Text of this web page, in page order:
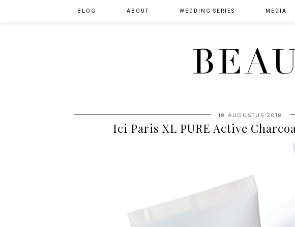
BLOG ABOUT WEDDING SERIES MEDIA
18 AUGUSTUS 2018
Ici Paris XL PURE Active